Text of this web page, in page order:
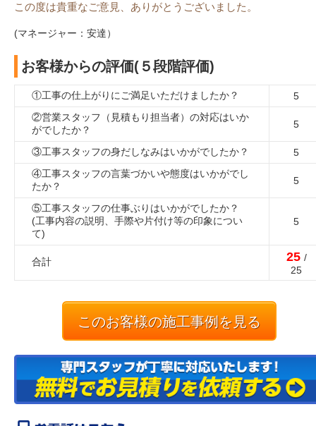
この度は貴重なご意見、ありがとうございました。
(マネージャー：安達）
お客様からの評価(５段階評価)
①工事の仕上がりにご満足いただけましたか？
5
②営業スタッフ（見積もり担当者）の対応はいか
がでしたか？
5
③工事スタッフの身だしなみはいかがでしたか？
5
④工事スタッフの言葉づかいや態度はいかがでし
たか？
5
⑤工事スタッフの仕事ぶりはいかがでしたか？
(工事内容の説明、手際や片付け等の印象につい
て)
5
合計 25 /
25
このお客様の施工事例を見る